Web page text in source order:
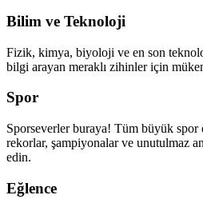
Bilim ve Teknoloji
Fizik, kimya, biyoloji ve en son
bilgi arayan meraklı zihinler için
Spor
Sporseverler buraya! Tüm büyük spor
rekorlar, şampiyonalar ve unutulmaz
edin.
Eğlence